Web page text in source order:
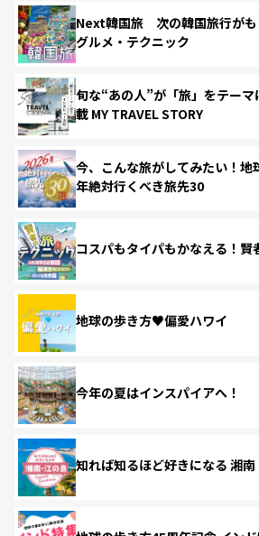
Next韓国旅 次の韓国旅行がも
グルメ・テクニック
旬な“あの人”が「旅」をテー
載 MY TRAVEL STORY
今、こんな旅がしてみたい！
年絶対行くべき旅先30
コスパもタイパもかなえる！賢
地球の歩き方♥偏愛ハワイ
今年の夏はインスパイアへ！
知れば知るほど好きになる 湘